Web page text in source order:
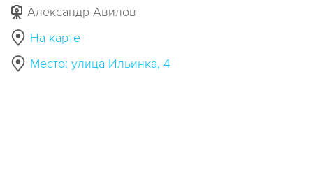
Александр Авилов
На карте
Место: улица Ильинка, 4